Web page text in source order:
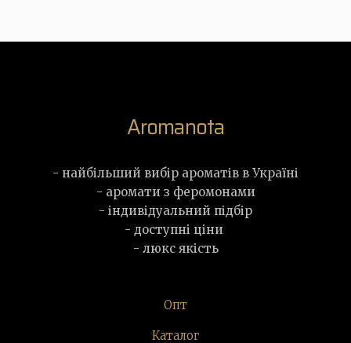
Aromanota
- найбільший вибір ароматів в Україні
- аромати з феромонами
- індивідуальний підбір
- доступні ціни
- люкс якість
Опт
Каталог